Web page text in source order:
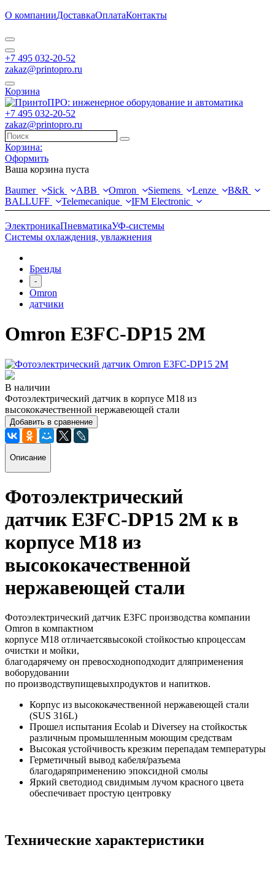
О компанииДоставкаОплатаКонтакты
+7 495 032-20-52
zakaz@printopro.ru
Корзина
+7 495 032-20-52
zakaz@printopro.ru
Корзина:
Оформить
Ваша корзина пуста
Baumer
Sick ABB Omron Siemens Lenze
B&R
BALLUFF
Telemecanique IFM Electronic
ЭлектроникаПневматикаУФ-системы
Системы охлаждения, увлажнения
Бренды
-
Omron
датчики
Omron E3FC-DP15 2M
В наличии
Фотоэлектрический датчик в корпусе M18 из
высококачественной нержавеющей стали
Добавить в сравнение
Описание
Фотоэлектрический
датчик E3FC-DP15 2M к в
корпусе M18 из
высококачественной
нержавеющей стали
Фотоэлектрический датчик E3FC производства компании
Omron в компактном
корпусе M18 отличаетсявысокой стойкостью кпроцессам
очистки и мойки,
благодарячему он превосходноподходит дляприменения
воборудовании
по производствупищевыхпродуктов и напитков.
Корпус из высококачественной нержавеющей стали
(SUS 316L)
Прошел испытания Ecolab и Diversey на стойкостьк
различным промышленным моющим средствам
Высокая устойчивость крезким перепадам температуры
Герметичный вывод кабеля/разъема
благодаряприменению эпоксидной смолы
Яркий светодиод свидимым лучом красного цвета
обеспечивает простую центровку
Технические характеристики